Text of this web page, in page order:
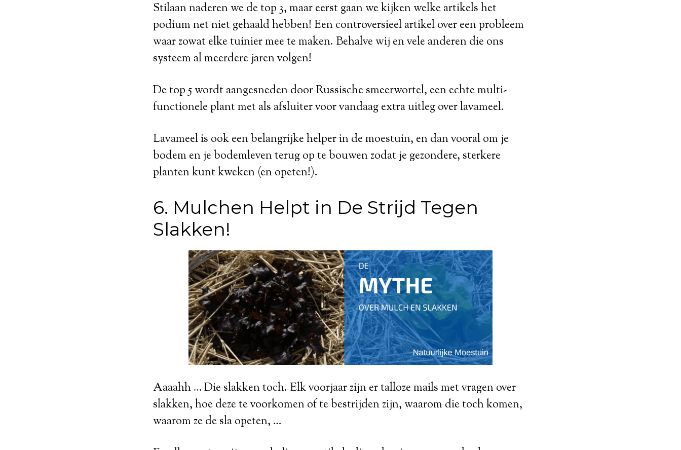
Stilaan naderen we de top 3, maar eerst gaan we kijken welke artikels het
podium net niet gehaald hebben! Een controversieel artikel over een probleem
waar zowat elke tuinier mee te maken. Behalve wij en vele anderen die ons
systeem al meerdere jaren volgen!
De top 5 wordt aangesneden door Russische smeerwortel, een echte multi-
functionele plant met als afsluiter voor vandaag extra uitleg over lavameel.
Lavameel is ook een belangrijke helper in de moestuin, en dan vooral om je
bodem en je bodemleven terug op te bouwen zodat je gezondere, sterkere
planten kunt kweken (en opeten!).
6. Mulchen Helpt in De Strijd Tegen
Slakken!
Aaaahh … Die slakken toch. Elk voorjaar zijn er talloze mails met vragen over
slakken, hoe deze te voorkomen of te bestrijden zijn, waarom die toch komen,
waarom ze de sla opeten, …